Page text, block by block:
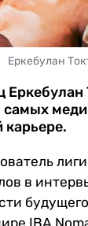
Еркебулан
самых
карьере.
в